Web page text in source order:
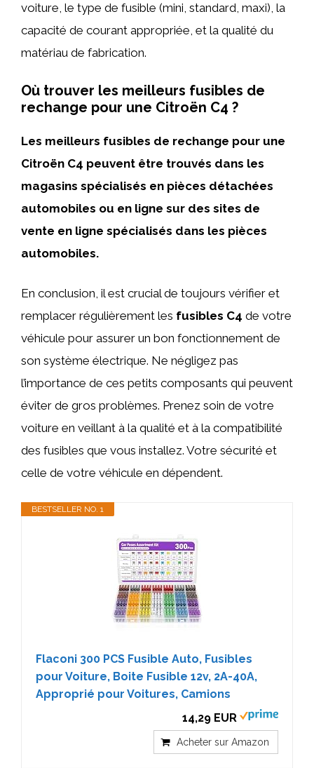
voiture, le type de fusible (mini, standard, maxi), la
capacité de courant appropriée, et la qualité du
matériau de fabrication.
Où trouver les meilleurs fusibles de
rechange pour une Citroën C4 ?
Les meilleurs fusibles de rechange pour une
Citroën C4 peuvent être trouvés dans les
magasins spécialisés en pièces détachées
automobiles ou en ligne sur des sites de
vente en ligne spécialisés dans les pièces
automobiles.
En conclusion, il est crucial de toujours vérifier et
remplacer régulièrement les fusibles C4 de votre
véhicule pour assurer un bon fonctionnement de
son système électrique. Ne négligez pas
l’importance de ces petits composants qui peuvent
éviter de gros problèmes. Prenez soin de votre
voiture en veillant à la qualité et à la compatibilité
des fusibles que vous installez. Votre sécurité et
celle de votre véhicule en dépendent.
BESTSELLER NO. 1
Flaconi 300 PCS Fusible Auto, Fusibles
pour Voiture, Boite Fusible 12v, 2A-40A,
Approprié pour Voitures, Camions
14,29 EUR
Acheter sur Amazon